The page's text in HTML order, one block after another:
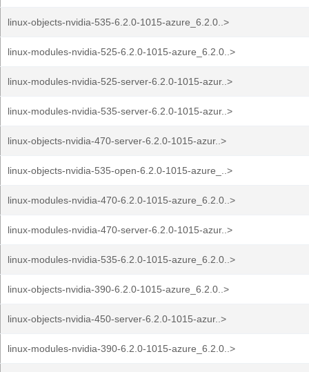
linux-objects-nvidia-535-6.2.0-1015-azure_6.2.0..>
linux-modules-nvidia-525-6.2.0-1015-azure_6.2.0..>
linux-modules-nvidia-525-server-6.2.0-1015-azur..>
linux-modules-nvidia-535-server-6.2.0-1015-azur..>
linux-objects-nvidia-470-server-6.2.0-1015-azur..>
linux-objects-nvidia-535-open-6.2.0-1015-azure_..>
linux-modules-nvidia-470-6.2.0-1015-azure_6.2.0..>
linux-modules-nvidia-470-server-6.2.0-1015-azur..>
linux-modules-nvidia-535-6.2.0-1015-azure_6.2.0..>
linux-objects-nvidia-390-6.2.0-1015-azure_6.2.0..>
linux-objects-nvidia-450-server-6.2.0-1015-azur..>
linux-modules-nvidia-390-6.2.0-1015-azure_6.2.0..>